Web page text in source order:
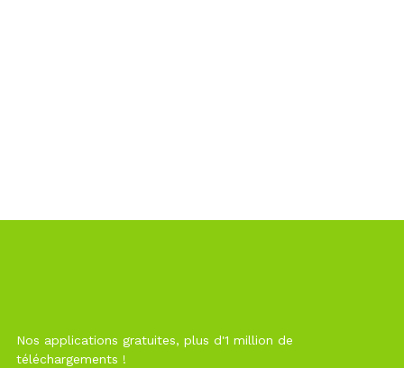
Nos applications gratuites, plus d'1 million de
téléchargements !